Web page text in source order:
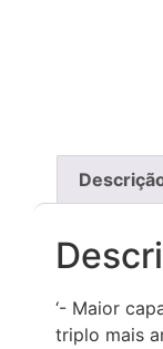
‘- Maior
triplo mais